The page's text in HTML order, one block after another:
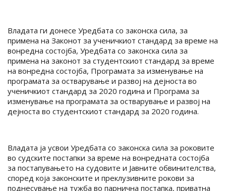
Владата ги донесе Уредбата со законска сила, за
примена на Законот за ученичкиот стандард за време на
вонредна состојба, Уредбата со законска сила за
примена на законот за студентскиот стандард за време
на вонредна состојба, Програмата за изменување на
програмата за остварување и развој на дејноста во
ученичкиот стандард за 2020 година и Програма за
изменување на програмата за остварување и развој на
дејноста во студентскиот стандард за 2020 година.
Владата ја усвои Уредбата со законска сила за роковите
во судските постапки за време на вонредната состојба
за постапувањето на судовите и Јавните обвинителства,
според која законските и преклузивните рокови за
поднесување на тужба во парнична постапка, приватна